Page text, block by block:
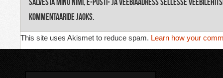
Salvesta minu nimi, e-posti- ja veebiaadress sellesse
kommentaaride jaoks.
This site uses Akismet to reduce spam. Learn how your